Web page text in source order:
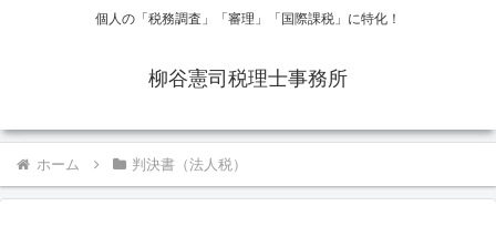
個人の「税務調査」「審理」「国際課税」に特化！
柳谷憲司税理士事務所
ホーム 判決書（法人税）